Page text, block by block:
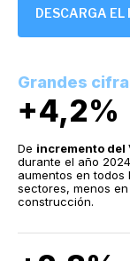
DESCARGA
Grandes
+4,2%
De incremento del
durante el año
aumentos en todos
sectores, menos en
construcción.